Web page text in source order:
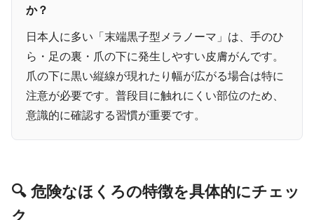
か？
日本人に多い「末端黒子型メラノーマ」は、手のひ
ら・足の裏・爪の下に発生しやすい皮膚がんです。
爪の下に黒い縦線が現れたり幅が広がる場合は特に
注意が必要です。普段目に触れにくい部位のため、
意識的に確認する習慣が重要です。
🔍 危険なほくろの特徴を具体的にチェッ
ク